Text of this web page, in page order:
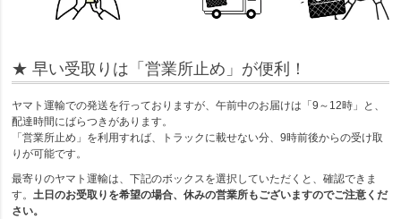
★ 早い受取りは「営業所止め」が便利！
ヤマト運輸での発送を行っておりますが、午前中のお届けは「9～12時」と、
配達時間にばらつきがあります。
「営業所止め」を利用すれば、トラックに載せない分、9時前後からの受け取
りが可能です。
最寄りのヤマト運輸は、下記のボックスを選択していただくと、確認できま
す。土日のお受取りを希望の場合、休みの営業所もございますのでご注意くだ
さい。